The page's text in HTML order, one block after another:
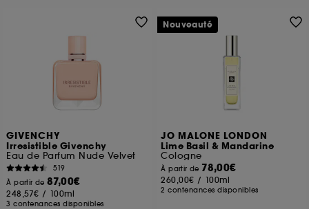
GIVENCHY
Irresistible Givenchy
Eau de Parfum Nude Velvet
519
À partir de87,00€
248,57€ / 100ml
3 contenances disponibles
JO MALONE LONDON
Lime Basil & Mandarine
Cologne
À partir de 78,00€
260,00€ / 100ml
2 contenances disponibles
Nouveauté